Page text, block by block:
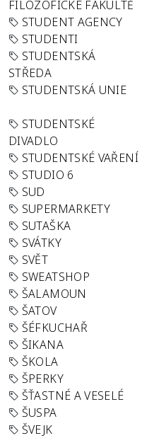
FILOZOFICKÉ FAKULTĚ
STUDENT AGENCY
STUDENTI
STUDENTSKÁ
STŘEDA
STUDENTSKÁ UNIE
STUDENTSKÉ
DIVADLO
STUDENTSKÉ VAŘENÍ
STUDIO 6
SUD
SUPERMARKETY
SUTAŠKA
SVÁTKY
SVĚT
SWEATSHOP
ŠALAMOUN
ŠATOV
ŠÉFKUCHAŘ
ŠIKANA
ŠKOLA
ŠPERKY
ŠŤASTNÉ A VESELÉ
ŠUSPA
ŠVEJK